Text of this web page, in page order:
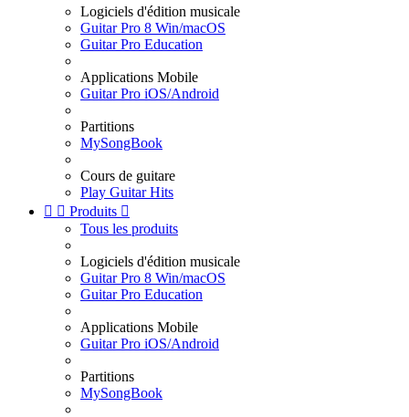
Logiciels d'édition musicale
Guitar Pro 8 Win/macOS
Guitar Pro Education
Applications Mobile
Guitar Pro iOS/Android
Partitions
MySongBook
Cours de guitare
Play Guitar Hits
  Produits 
Tous les produits
Logiciels d'édition musicale
Guitar Pro 8 Win/macOS
Guitar Pro Education
Applications Mobile
Guitar Pro iOS/Android
Partitions
MySongBook